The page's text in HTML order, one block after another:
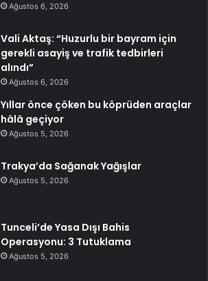
Ağustos 6, 2026
Vali Aktaş: “Huzurlu bir bayram için
gerekli asayiş ve trafik tedbirleri
alındı”
Ağustos 6, 2026
Yıllar önce çöken bu köprüden araçlar
hâlâ geçiyor
Ağustos 5, 2026
Trakya’da Sağanak Yağışlar
Ağustos 5, 2026
Tunceli’de Yasa Dışı Bahis
Operasyonu: 3 Tutuklama
Ağustos 5, 2026